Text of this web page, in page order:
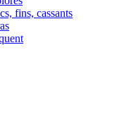
fins, cassants